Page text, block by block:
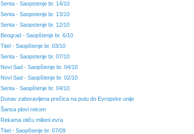
Senta - Saopstenje br. 14/10
Senta - Saopstenje br. 13/10
Senta - Saopstenje br. 12/10
Beograd - Saopštenje br. 6/10
Titel - Saopštenje br. 03/10
Senta - Saopstenje br. 07/10
Novi Sad - Saopštenje br. 04/10
Novi Sad - Saopštenje br. 02/10
Senta - Saopštenje br. 04/10
Dunav zaboravljena prečica na putu do Evropske unije
Šansa plovi rekom
Rekama otiču milioni evra
Titel - Saopštenje br. 07/09